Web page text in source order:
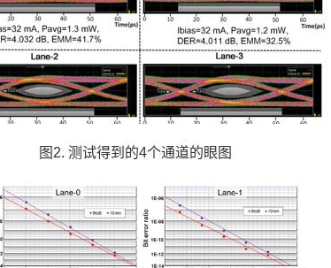
图2. 测试得到的4个通道的眼图